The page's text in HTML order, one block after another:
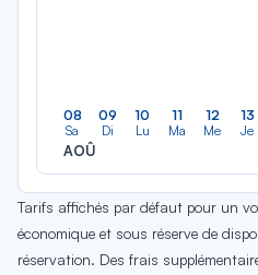
08
Sa
AOÛ
09
Di
10
Lu
11
Ma
12
Me
13
Je
Tarifs affichés par défaut pour un
économique et sous réserve de
réservation. Des frais